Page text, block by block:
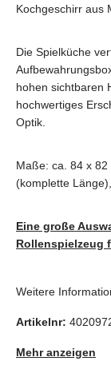
Kochgeschirr aus
Die Spielküche
hohen sichtbaren
hochwertiges
Optik.
Maße: ca. 84 x
(komplette
Eine große
Rollenspielzeug
Weitere
Artikelnr:
Mehr anzeigen